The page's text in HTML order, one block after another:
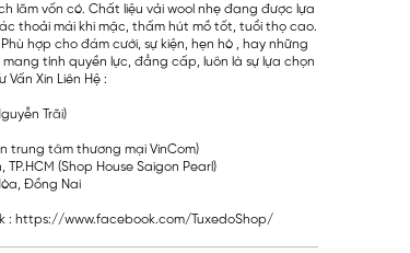
lãm vốn có. Chất liệu vải wool nhẹ đang được lựa
thoải mái khi mặc, thấm hút mồ tốt, tuổi thọ cao.
hợp cho đám cưới, sự kiện, hẹn hò , hay những
tính quyền lực, đẳng cấp, luôn là sự lựa chọn
Xin Liên Hệ :
Trãi)
trung tâm thương mại VinCom)
TP.HCM (Shop House Saigon Pearl)
Đồng Nai
https://www.facebook.com/TuxedoShop/